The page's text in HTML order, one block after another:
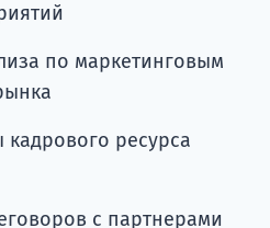
по маркетинговым
ресурса
с партнерами